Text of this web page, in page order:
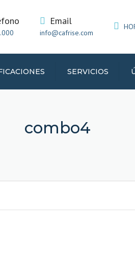
Email
info@cafrise.com
SERVICIOS
combo4